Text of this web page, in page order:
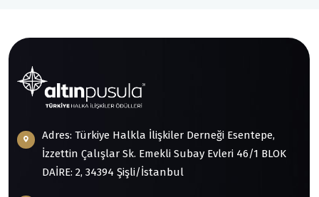
Adres: Türkiye Halkla İlişkiler Derneği Esentepe,
İzzettin Çalışlar Sk. Emekli Subay Evleri 46/1 BLOK
DAİRE: 2, 34394 Şişli/İstanbul